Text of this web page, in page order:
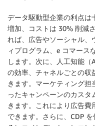
データ駆動型企業の利点
増加、コストは 30% 削減
れば、広告やソーシャル、
ィプログラム、e コマース
します。次に、人工知能
の効率、チャネルごとの収
きます。マーケティング担
ったキャンペーンのカス
きます。これにより広告費
できます。さらに、CDP